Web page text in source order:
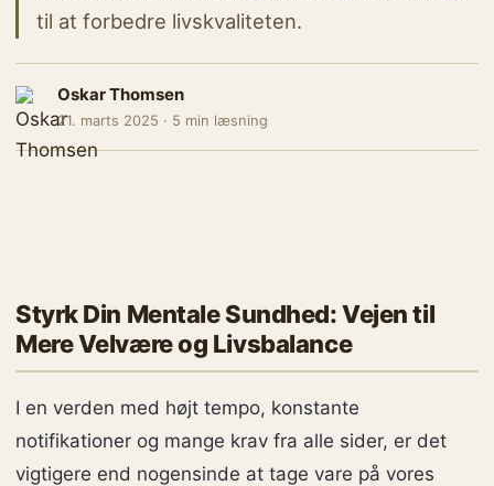
til at forbedre livskvaliteten.
Oskar Thomsen
21. marts 2025 · 5 min læsning
Styrk Din Mentale Sundhed: Vejen til
Mere Velvære og Livsbalance
I en verden med højt tempo, konstante
notifikationer og mange krav fra alle sider, er det
vigtigere end nogensinde at tage vare på vores